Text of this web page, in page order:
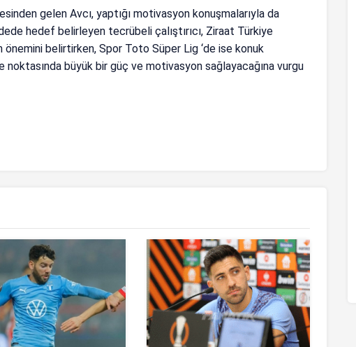
gelen Avcı, yaptığı motivasyon konuşmalarıyla da
hedef belirleyen tecrübeli çalıştırıcı, Ziraat Türkiye
önemini belirtirken, Spor Toto Süper Lig ‘de ise konuk
büyük bir güç ve motivasyon sağlayacağına vurgu